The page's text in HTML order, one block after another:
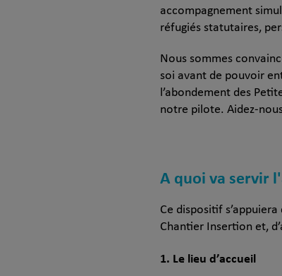
accompagnement
réfugiés statutaires,
Nous sommes
soi avant de pouvoir
l’abondement des
notre pilote. Aidez-
A quoi va servir
Ce dispositif
Chantier Insertion et,
1. Le lieu d’accueil